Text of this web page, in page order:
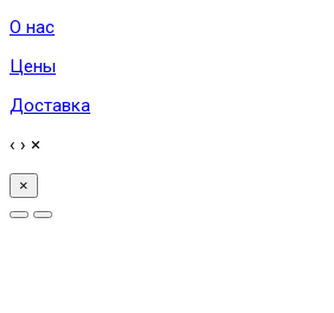
О нас
Цены
Доставка
‹ › ×
×